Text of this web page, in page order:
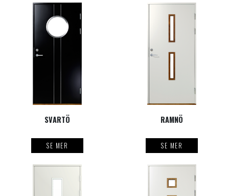
SVARTÖ
SE MER
RAMNÖ
SE MER